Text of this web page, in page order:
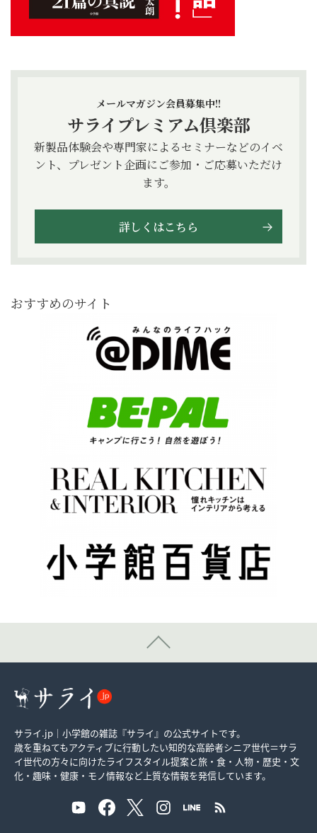
メールマガジン会員募集中!!
サライプレミアム倶楽部
新製品体験会や専門家によるセミナーなどのイベ
ント、プレゼント企画にご参加・ご応募いただけ
ます。
詳しくはこちら
おすすめのサイト
サライ.jp｜小学館の雑誌『サライ』の公式サイトです。
歳を重ねてもアクティブに行動したい知的な高齢者シニア世代＝サラ
イ世代の方々に向けたライフスタイル提案と旅・食・人物・歴史・文
化・趣味・健康・モノ情報など上質な情報を発信しています。